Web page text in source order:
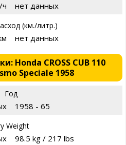
ч нет данных
(км./литр.)
нет данных
Honda CROSS CUB 110
Speciale 1958
Год
1958 - 65
Weight
98.5 kg / 217 lbs